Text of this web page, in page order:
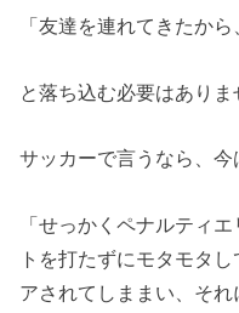
「友達を連れてきたから
と落ち込む必要はありま
サッカーで言うなら、今
「せっかくペナルティ
トを打たずにモタモタ
アされてしままい、そ